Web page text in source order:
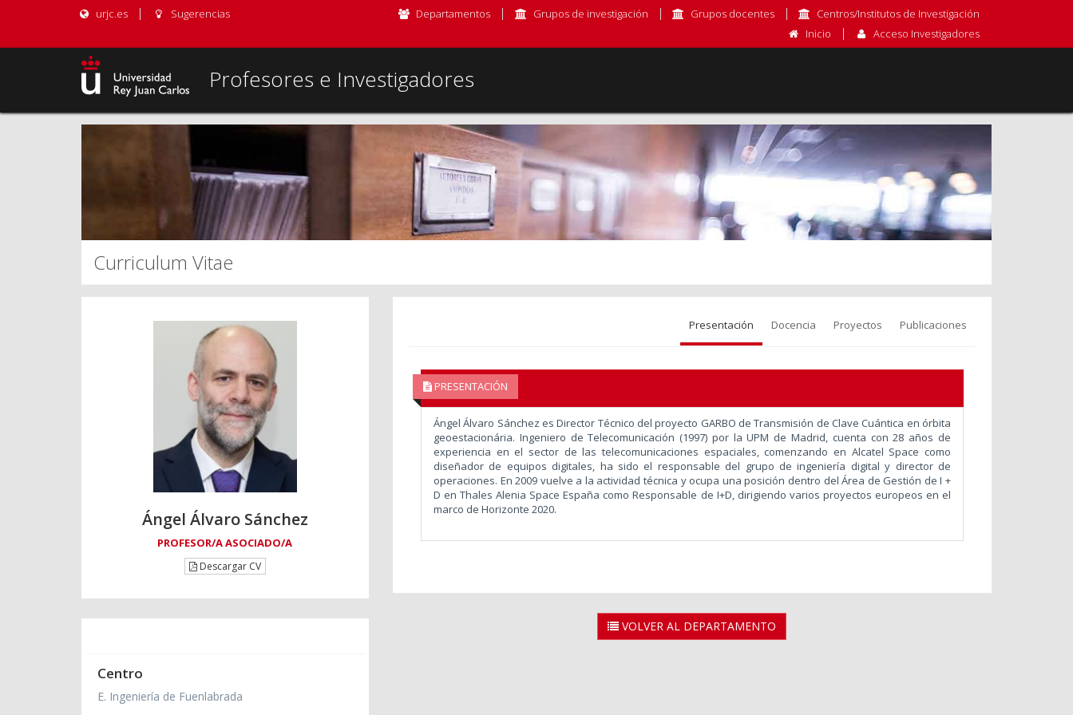
urjc.es Sugerencias Departamentos Grupos de investigación Grupos docentes
Centros/Institutos de Investigación
Inicio
Acceso Investigadores
Profesores e Investigadores
Curriculum Vitae
Ángel Álvaro Sánchez
PROFESOR/A ASOCIADO/A
Descargar CV
Centro
E. Ingeniería de Fuenlabrada
Presentación Docencia Proyectos Publicaciones
PRESENTACIÓN
Ángel Álvaro Sánchez es Director Técnico del proyecto GARBO de Transmisión de Clave Cuántica en órbita
geoestacionária. Ingeniero de Telecomunicación (1997) por la UPM de Madrid, cuenta con 28 años de
experiencia en el sector de las telecomunicaciones espaciales, comenzando en Alcatel Space como
diseñador de equipos digitales, ha sido el responsable del grupo de ingeniería digital y director de
operaciones. En 2009 vuelve a la actividad técnica y ocupa una posición dentro del Área de Gestión de I +
D en Thales Alenia Space España como Responsable de I+D, dirigiendo varios proyectos europeos en el
marco de Horizonte 2020.
VOLVER AL DEPARTAMENTO